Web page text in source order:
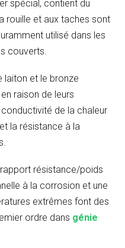
spécial, contient du
rouille et aux taches sont
utilisé dans les
couverts.
laiton et le bronze
raison de leurs
de la chaleur
la résistance à la
résistance/poids
à la corrosion et une
extrêmes font des
ordre dans génie